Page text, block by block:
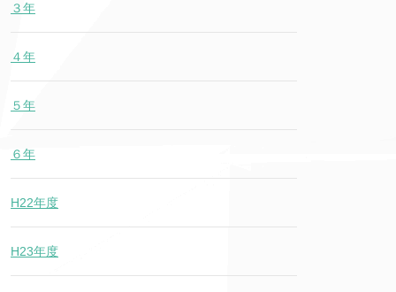
３年
４年
５年
６年
H22年度
H23年度